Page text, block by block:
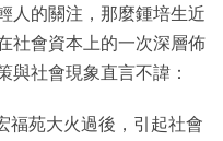
人的關注，那麼鍾培生近
社會資本上的一次深層佈
與社會現象直言不諱：
福苑大火過後，引起社會